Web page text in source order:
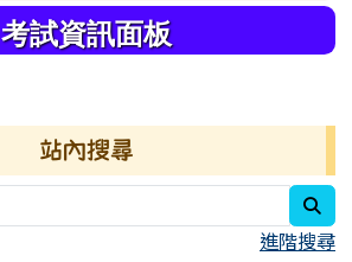
考試資訊面板
站內搜尋
進階搜尋